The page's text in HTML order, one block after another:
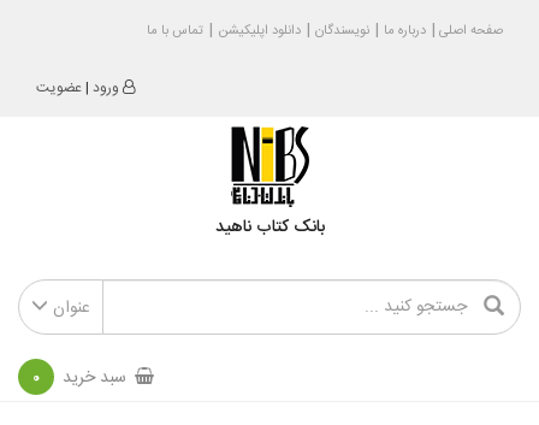
صفحه اصلی درباره ما نویسندگان دانلود اپلیکیشن تماس با ما
ورود |عضویت
بانک کتاب ناهید
عنوان
سبد خرید 0